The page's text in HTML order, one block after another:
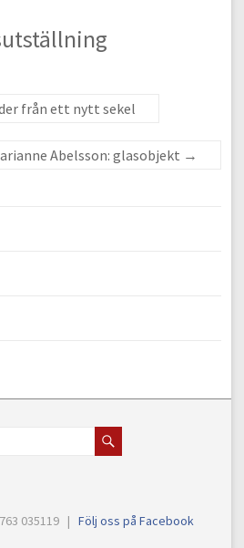
från ett nytt sekel
Abelsson: glasobjekt →
035119 | Följ oss på Facebook